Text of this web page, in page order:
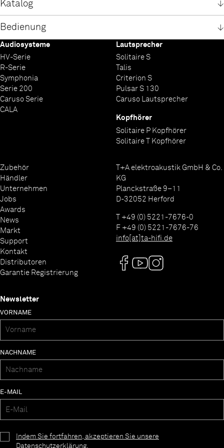
Katalog
Katalog Solitaire SE Lautsprecher
Englisch
Katalog Solitaire Anniversary Edition
Englisch
Bedienung
Bedienungsanleitung Solitaire CWT 1000-40
Deutsch
Englisch
Bedienungsanleitung Solitaire SE Lautsprecher
Deutsch
Englisch
Audiosysteme
HV-Serie
R-Serie
Symphonia
Serie 200
Caruso Serie
CALA
Lautsprecher
Solitaire S
Talis
Criterion S
Pulsar S 130
Caruso Lautsprecher
Kopfhörer
Solitaire P Kopfhörer
Solitaire T Kopfhörer
Zubehör
Händler
Unternehmen
Jobs
Awards
News
Markt
Support
Kontakt
Distributoren
Garantie Registrierung
T+A elektroakustik GmbH & Co.
KG
Planckstraße 9–11
D-32052 Herford
T +49 (0) 5221-7676-0
F +49 (0) 5221-7676-76
info[at]ta-hifi.de
Newsletter
VORNAME
NACHNAME
E-MAIL
Indem Sie fortfahren, akzeptieren Sie unsere
Datenschutzerklärung.